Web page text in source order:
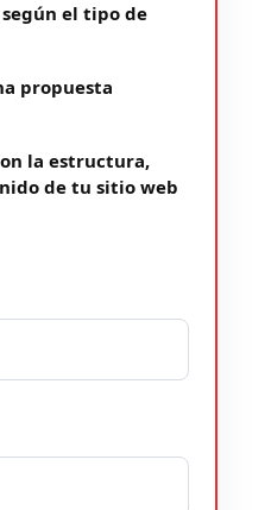
según el tipo de
propuesta
la estructura,
de tu sitio web